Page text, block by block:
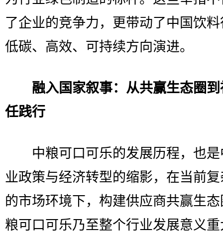
了企业的竞争力，更带动了中国饮
低碳、高效、可持续方向演进。
融入国家叙事：从共赢生态圈
任践行
中粮可口可乐的发展历程，也是
业政策与经济转型的缩影，在当前
的市场环境下，构建供应商共赢生
粮可口可乐乃至整个行业发展意义